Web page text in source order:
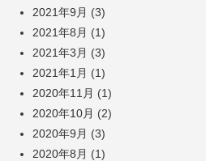
2021年9月 (3)
2021年8月 (1)
2021年3月 (3)
2021年1月 (1)
2020年11月 (1)
2020年10月 (2)
2020年9月 (3)
2020年8月 (1)